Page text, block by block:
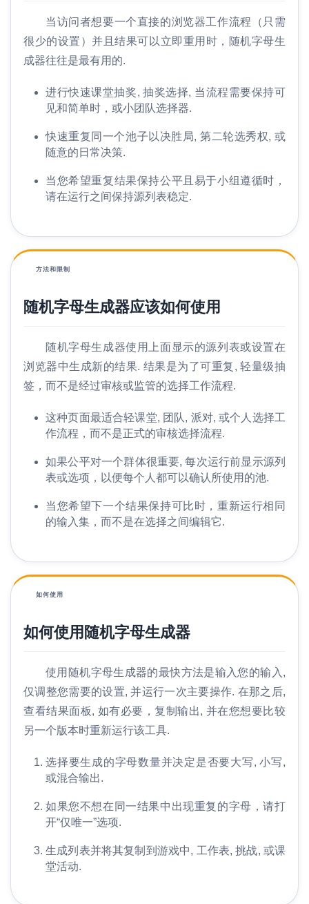
较
工
更
多
当访问者想要一个直接的浏览器工作流程（只需
很少的设置）并且结果可以立即重用时，随机字母生
成器往往是最有用的.
进行快速课堂抽奖, 抽奖选择, 当流程需要保持可
见和简单时，或小团队选择器.
快速重复同一个池子以决胜局, 第二轮选秀权, 或
随意的日常决策.
当您希望重复结果保持公平且易于小组遵循时，
请在运行之间保持源列表稳定.
方法和限制
随机字母生成器应该如何使用
随机字母生成器使用上面显示的源列表或设置在
浏览器中生成新的结果. 结果是为了可重复, 轻量级抽
签，而不是经过审核或监管的选择工作流程.
这种页面最适合轻课堂, 团队, 派对, 或个人选择工
作流程，而不是正式的审核选择流程.
如果公平对一个群体很重要, 每次运行前显示源列
表或选项，以便每个人都可以确认所使用的池.
当您希望下一个结果保持可比时，重新运行相同
的输入集，而不是在选择之间编辑它.
如何使用
如何使用随机字母生成器
使用随机字母生成器的最快方法是输入您的输入,
仅调整您需要的设置, 并运行一次主要操作. 在那之后,
查看结果面板, 如有必要，复制输出, 并在您想要比较
另一个版本时重新运行该工具.
选择要生成的字母数量并决定是否要大写, 小写,
或混合输出.
如果您不想在同一结果中出现重复的字母，请打
开“仅唯一”选项.
生成列表并将其复制到游戏中, 工作表, 挑战, 或课
堂活动.